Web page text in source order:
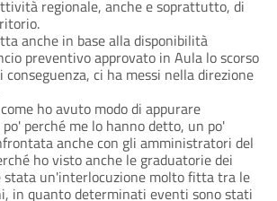
regionale, anche e soprattutto, di
anche in base alla disponibilità
preventivo approvato in Aula lo scorso
ci ha messi nella direzione
ho avuto modo di appurare
perché me lo hanno detto, un po'
anche con gli amministratori del
ho visto anche le graduatorie dei
stata un'interlocuzione molto fitta tra le
in quanto determinati eventi sono stati